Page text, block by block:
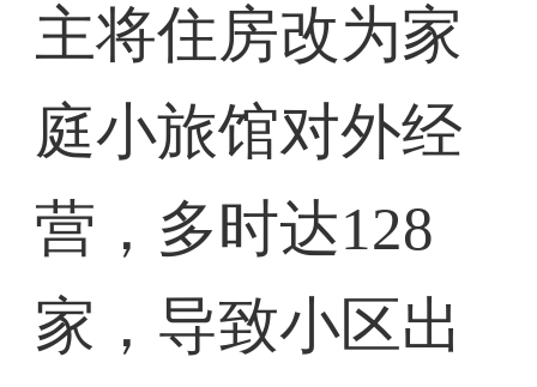
主将住房改为家
庭小旅馆对外经
营，多时达128
家，导致小区出